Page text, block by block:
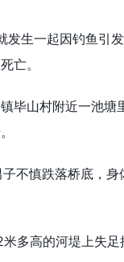
发生一起因钓鱼引
亡。
毕山村附近一池塘
不慎跌落桥底，身
多高的河堤上失足